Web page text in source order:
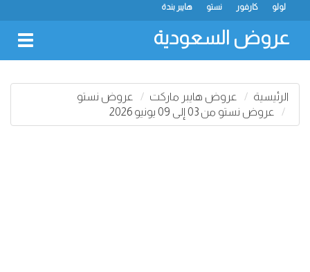
هايبر بندة نستو كارفور لولو
عروض السعودية
الرئيسية عروض هايبر ماركت
عروض نستو
عروض نستو من 03 إلى 09 يونيو 2026